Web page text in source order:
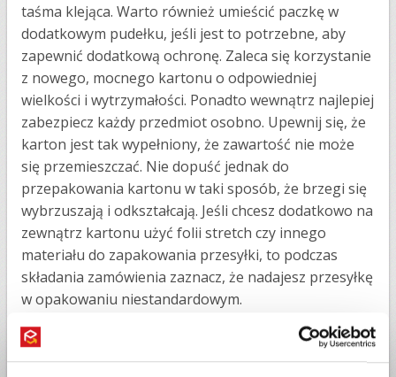
taśma klejąca. Warto również umieścić paczkę w
dodatkowym pudełku, jeśli jest to potrzebne, aby
zapewnić dodatkową ochronę. Zaleca się korzystanie
z nowego, mocnego kartonu o odpowiedniej
wielkości i wytrzymałości. Ponadto wewnątrz najlepiej
zabezpiecz każdy przedmiot osobno. Upewnij się, że
karton jest tak wypełniony, że zawartość nie może
się przemieszczać. Nie dopuść jednak do
przepakowania kartonu w taki sposób, że brzegi się
wybrzuszają i odkształcają. Jeśli chcesz dodatkowo na
zewnątrz kartonu użyć folii stretch czy innego
materiału do zapakowania przesyłki, to podczas
składania zamówienia zaznacz, że nadajesz przesyłkę
w opakowaniu niestandardowym.
Jak wysłać paczkę do Szwecji